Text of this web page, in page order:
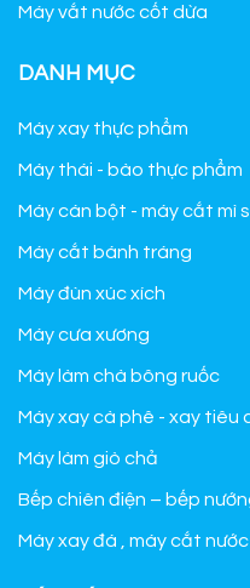
Máy vắt nước cốt dừa
DANH MỤC
Máy xay thực phẩm
Máy thái - bào thực phẩm
Máy cán bột - máy cắt mì
Máy cắt bánh tráng
Máy đùn xúc xích
Máy cưa xương
Máy làm chà bông ruốc
Máy xay cà phê - xay tiêu
Máy làm giò chả
Bếp chiên điện – bếp
Máy xay đá , máy cắt